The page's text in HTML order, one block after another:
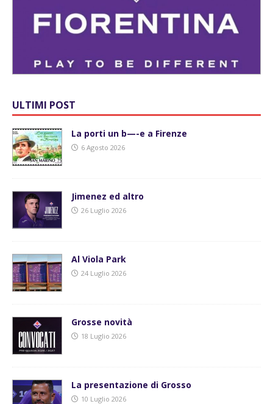
ULTIMI POST
La porti un b—-e a Firenze
6 Agosto 2026
Jimenez ed altro
26 Luglio 2026
Al Viola Park
24 Luglio 2026
Grosse novità
18 Luglio 2026
La presentazione di Grosso
10 Luglio 2026